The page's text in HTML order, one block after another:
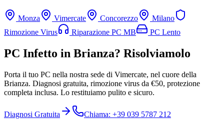
Monza Vimercate Concorezzo
Milano
Rimozione Virus
Riparazione PC MB PC Lento
PC Infetto in Brianza? Risolviamolo
Porta il tuo PC nella nostra sede di Vimercate, nel cuore della
Brianza. Diagnosi gratuita, rimozione virus da €50, protezione
completa inclusa. Lo restituiamo pulito e sicuro.
Diagnosi Gratuita Chiama: +39 039 5787 212